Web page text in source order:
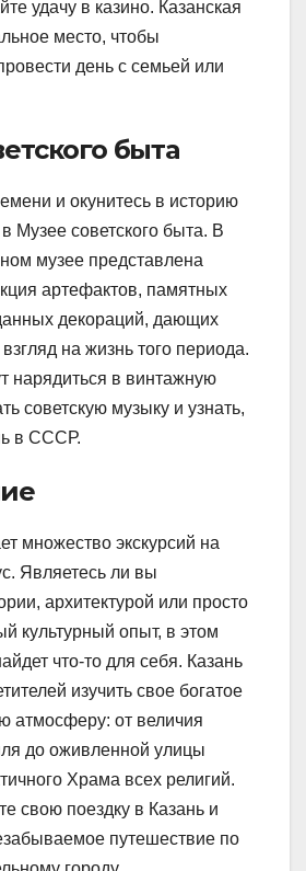
удачу в казино. Казанская
место, чтобы
день с семьей или
быта
и окунитесь в историю
Музее советского быта. В
музее представлена
артефактов, памятных
декораций, дающих
на жизнь того периода.
нарядиться в винтажную
советскую музыку и узнать,
в СССР.
множество экскурсий на
Являетесь ли вы
архитектурой или просто
культурный опыт, в этом
что-то для себя. Казань
изучить свое богатое
атмосферу: от величия
до оживленной улицы
Храма всех религий.
свою поездку в Казань и
путешествие по